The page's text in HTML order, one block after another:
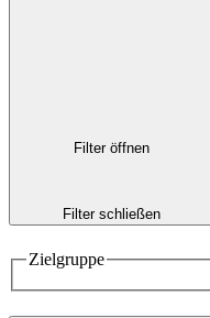
Filter öffnen
Filter schließen
Zielgruppe